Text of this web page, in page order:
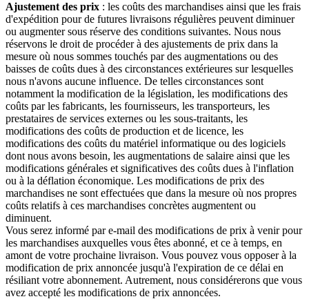
Ajustement des prix : les coûts des marchandises ainsi que les frais
d'expédition pour de futures livraisons régulières peuvent diminuer
ou augmenter sous réserve des conditions suivantes. Nous nous
réservons le droit de procéder à des ajustements de prix dans la
mesure où nous sommes touchés par des augmentations ou des
baisses de coûts dues à des circonstances extérieures sur lesquelles
nous n'avons aucune influence. De telles circonstances sont
notamment la modification de la législation, les modifications des
coûts par les fabricants, les fournisseurs, les transporteurs, les
prestataires de services externes ou les sous-traitants, les
modifications des coûts de production et de licence, les
modifications des coûts du matériel informatique ou des logiciels
dont nous avons besoin, les augmentations de salaire ainsi que les
modifications générales et significatives des coûts dues à l'inflation
ou à la déflation économique. Les modifications de prix des
marchandises ne sont effectuées que dans la mesure où nos propres
coûts relatifs à ces marchandises concrètes augmentent ou
diminuent.
Vous serez informé par e-mail des modifications de prix à venir pour
les marchandises auxquelles vous êtes abonné, et ce à temps, en
amont de votre prochaine livraison. Vous pouvez vous opposer à la
modification de prix annoncée jusqu'à l'expiration de ce délai en
résiliant votre abonnement. Autrement, nous considérerons que vous
avez accepté les modifications de prix annoncées.